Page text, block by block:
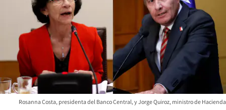
Rosanna Costa, presidenta del Banco Central, y Jorge Quiroz, ministro de Hacienda